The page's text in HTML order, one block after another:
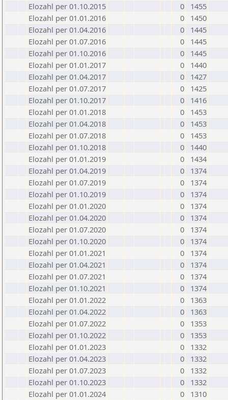
Elozahl per 01.10.2015
0
1455
Elozahl per 01.01.2016
0
1450
Elozahl per 01.04.2016
0
1445
Elozahl per 01.07.2016
0
1445
Elozahl per 01.10.2016
0
1445
Elozahl per 01.01.2017
0
1440
Elozahl per 01.04.2017
0
1427
Elozahl per 01.07.2017
0
1425
Elozahl per 01.10.2017
0
1416
Elozahl per 01.01.2018
0
1453
Elozahl per 01.04.2018
0
1453
Elozahl per 01.07.2018
0
1453
Elozahl per 01.10.2018
0
1440
Elozahl per 01.01.2019
0
1434
Elozahl per 01.04.2019
0
1374
Elozahl per 01.07.2019
0
1374
Elozahl per 01.10.2019
0
1374
Elozahl per 01.01.2020
0
1374
Elozahl per 01.04.2020
0
1374
Elozahl per 01.07.2020
0
1374
Elozahl per 01.10.2020
0
1374
Elozahl per 01.01.2021
0
1374
Elozahl per 01.04.2021
0
1374
Elozahl per 01.07.2021
0
1374
Elozahl per 01.10.2021
0
1374
Elozahl per 01.01.2022
0
1363
Elozahl per 01.04.2022
0
1363
Elozahl per 01.07.2022
0
1353
Elozahl per 01.10.2022
0
1353
Elozahl per 01.01.2023
0
1332
Elozahl per 01.04.2023
0
1332
Elozahl per 01.07.2023
0
1332
Elozahl per 01.10.2023
0
1332
Elozahl per 01.01.2024
0
1310